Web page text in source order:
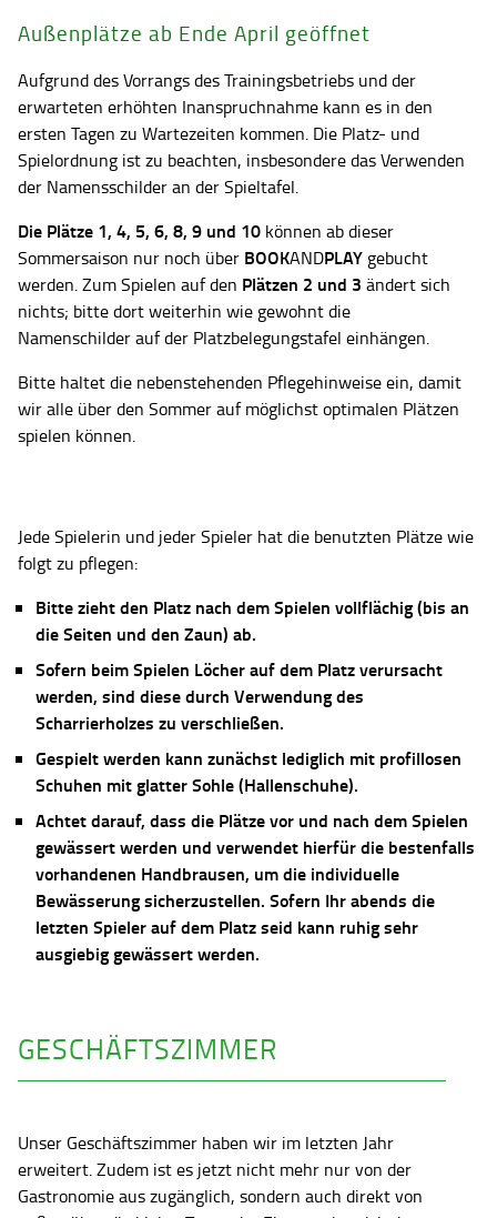
Außenplätze ab Ende April geöffnet
Aufgrund des Vorrangs des Trainingsbetriebs und der
erwarteten erhöhten Inanspruchnahme kann es in den
ersten Tagen zu Wartezeiten kommen. Die Platz- und
Spielordnung ist zu beachten, insbesondere das Verwenden
der Namensschilder an der Spieltafel.
Die Plätze 1, 4, 5, 6, 8, 9 und 10 können ab dieser
Sommersaison nur noch über BOOKANDPLAY gebucht
werden. Zum Spielen auf den Plätzen 2 und 3 ändert sich
nichts; bitte dort weiterhin wie gewohnt die
Namenschilder auf der Platzbelegungstafel einhängen.
Bitte haltet die nebenstehenden Pflegehinweise ein, damit
wir alle über den Sommer auf möglichst optimalen Plätzen
spielen können.
Jede Spielerin und jeder Spieler hat die benutzten Plätze wie
folgt zu pflegen:
Bitte zieht den Platz nach dem Spielen vollflächig (bis an
die Seiten und den Zaun) ab.
Sofern beim Spielen Löcher auf dem Platz verursacht
werden, sind diese durch Verwendung des
Scharrierholzes zu verschließen.
Gespielt werden kann zunächst lediglich mit profillosen
Schuhen mit glatter Sohle (Hallenschuhe).
Achtet darauf, dass die Plätze vor und nach dem Spielen
gewässert werden und verwendet hierfür die bestenfalls
vorhandenen Handbrausen, um die individuelle
Bewässerung sicherzustellen. Sofern Ihr abends die
letzten Spieler auf dem Platz seid kann ruhig sehr
ausgiebig gewässert werden.
GESCHÄFTSZIMMER
Unser Geschäftszimmer haben wir im letzten Jahr
erweitert. Zudem ist es jetzt nicht mehr nur von der
Gastronomie aus zugänglich, sondern auch direkt von